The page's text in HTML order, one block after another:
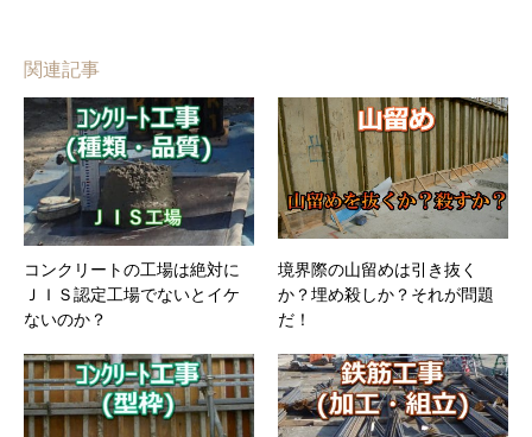
関連記事
コンクリートの工場は絶対に
ＪＩＳ認定工場でないとイケ
ないのか？
境界際の山留めは引き抜く
か？埋め殺しか？それが問題
だ！